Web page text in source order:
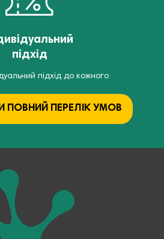
підхід
підхід до кожного
ПОВНИЙ ПЕРЕЛІК УМОВ